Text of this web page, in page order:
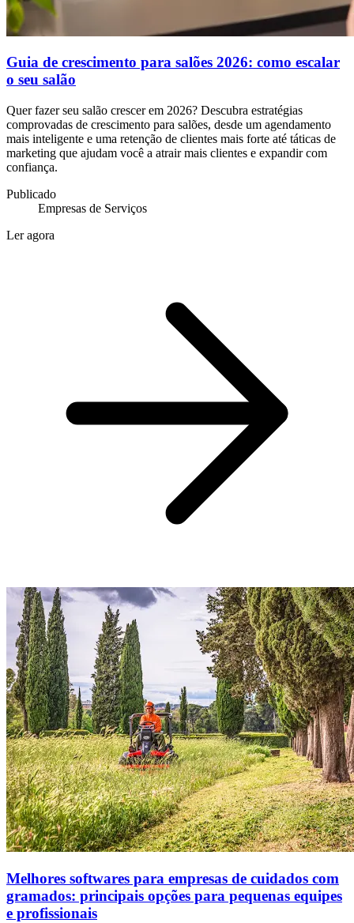
Guia de crescimento para salões 2026: como escalar
o seu salão
Quer fazer seu salão crescer em 2026? Descubra estratégias
comprovadas de crescimento para salões, desde um agendamento
mais inteligente e uma retenção de clientes mais forte até táticas de
marketing que ajudam você a atrair mais clientes e expandir com
confiança.
Publicado
Empresas de Serviços
Ler agora
Melhores softwares para empresas de cuidados com
gramados: principais opções para pequenas equipes
e profissionais